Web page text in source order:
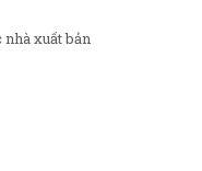
nhà xuất bản